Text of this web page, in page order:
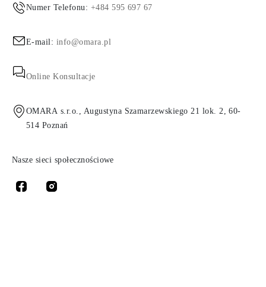
Numer Telefonu: +484 595 697 67
E-mail: info@omara.pl
Online Konsultacje
OMARA s.r.o., Augustyna Szamarzewskiego 21 lok. 2, 60-
514 Poznań
Nasze sieci społecznościowe